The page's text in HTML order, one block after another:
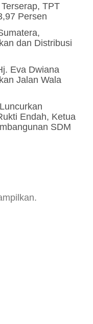
TPT
Persen
dan Distribusi
Eva Dwiana
Jalan Wala
Endah, Ketua
SDM